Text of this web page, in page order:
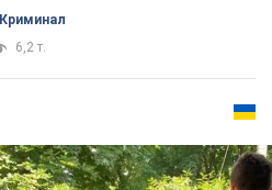
Криминал
6,2 т.